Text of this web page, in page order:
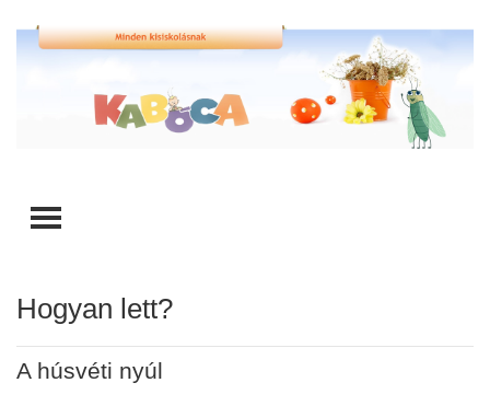
TOGGLE MENU
Hogyan lett?
A húsvéti nyúl